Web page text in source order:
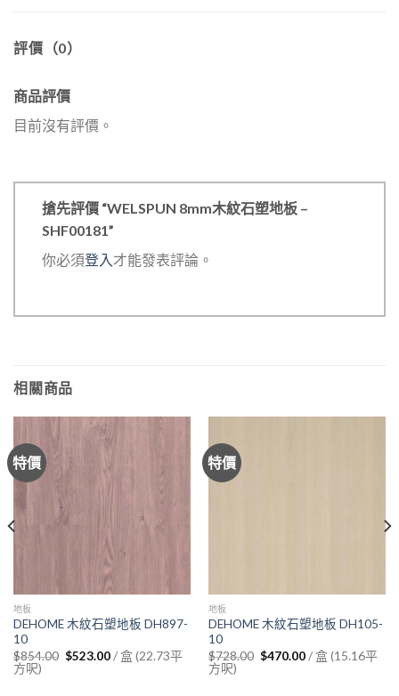
評價（0）
商品評價
目前沒有評價。
搶先評價 “WELSPUN 8mm木紋石塑地板 –
SHF00181”
你必須登入 才能發表評論。
相關商品
特價
地板
DEHOME 木紋石塑地板 DH897-
10
$854.00 Original
price
$523.00Current
price
/ 盒 (22.73平
方呎)
特價
地板
DEHOME 木紋石塑地板 DH105-
10
$728.00 Original
price
$470.00Current
price
/ 盒 (15.16平
方呎)